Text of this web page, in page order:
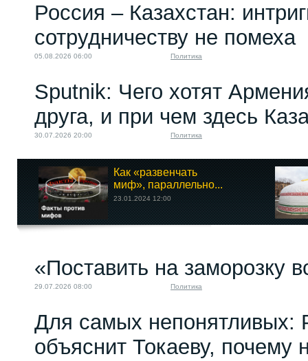
Россия – Казахстан:
сотрудничеству не помеха
05.08.2026 06:00 Политика
Sputnik: Чего хотят
друга, и при чем здесь
30.07.2026 20:00 Политика
Как «развенчать
миф», параллельно...
23.01.2024 12:00
«Поставить на заморозку
29.07.2026 08:00 Политика
Для самых непонятливых:
объяснит Токаеву,